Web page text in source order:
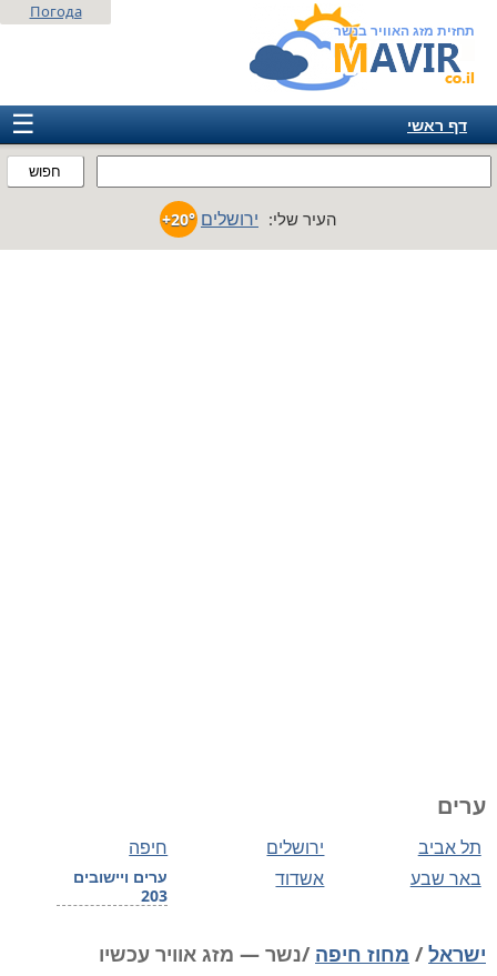
תחזית מזג האוויר בנשר
חפוש
Погода
☰
דף ראשי
אמריקה
העיר שלי: ירושלים +20°
ערים
חיפה ירושלים תל אביב
ערים ויישובים
203
אשדוד באר שבע
ישראל/ מחוז חיפה /נשר — מזג אוויר עכשיו